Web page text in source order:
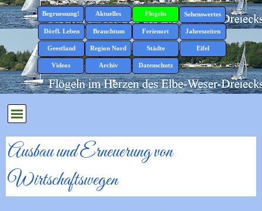
Direkt zum Seiteninhalt
Menü überspringen
Begruessung! Aktuelles ▼
Flögeln ▼
Sehenswertes ▼
Dörfl. Leben ▼
Brauchtum ▼
Ferienort ▼
Jahreszeiten
Geestland ▼
Region Nord ▼
Städte ▼
Eifel ▼
Videos Archiv ▼
Datenschutz
Ausbau und Erneuerung von
Wirtschaftswegen